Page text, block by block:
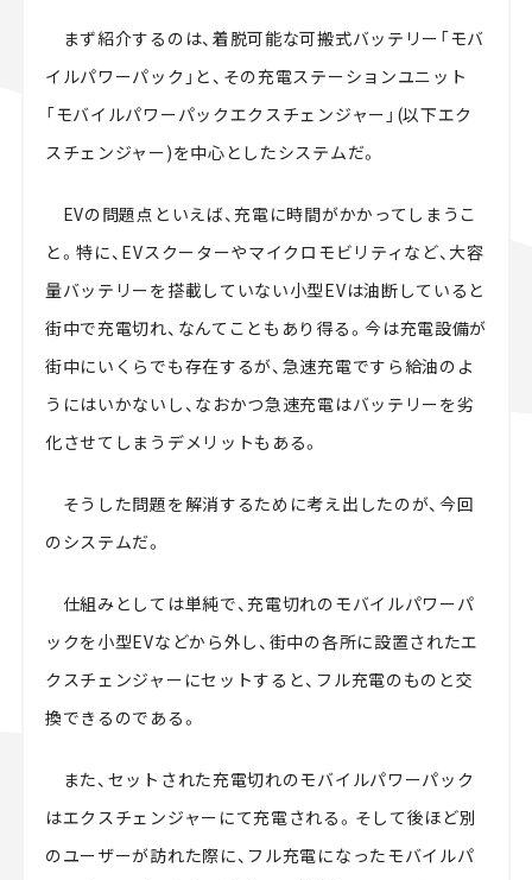
まず紹介するのは、着脱可能な可搬式バッテリー「モバ
イルパワーパック」と、その充電ステーションユニット
「モバイルパワーパックエクスチェンジャー」(以下エク
スチェンジャー)を中心としたシステムだ。
EVの問題点といえば、充電に時間がかかってしまうこ
と。特に、EVスクーターやマイクロモビリティなど、大容
量バッテリーを搭載していない小型EVは油断していると
街中で充電切れ、なんてこともあり得る。今は充電設備が
街中にいくらでも存在するが、急速充電ですら給油のよ
うにはいかないし、なおかつ急速充電はバッテリーを劣
化させてしまうデメリットもある。
そうした問題を解消するために考え出したのが、今回
のシステムだ。
仕組みとしては単純で、充電切れのモバイルパワーパ
ックを小型EVなどから外し、街中の各所に設置されたエ
クスチェンジャーにセットすると、フル充電のものと交
換できるのである。
また、セットされた充電切れのモバイルパワーパック
はエクスチェンジャーにて充電される。そして後ほど別
のユーザーが訪れた際に、フル充電になったモバイルパ